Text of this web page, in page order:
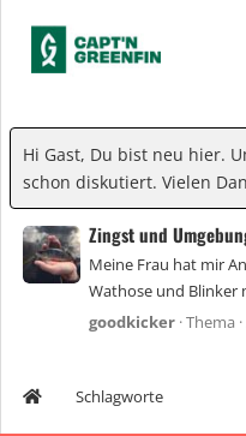
Hi Gast, Du bist neu hier.
schon diskutiert. Vielen
Zingst und
Meine Frau hat mir
Wathose und Blinker
goodkicker Thema
Schlagworte